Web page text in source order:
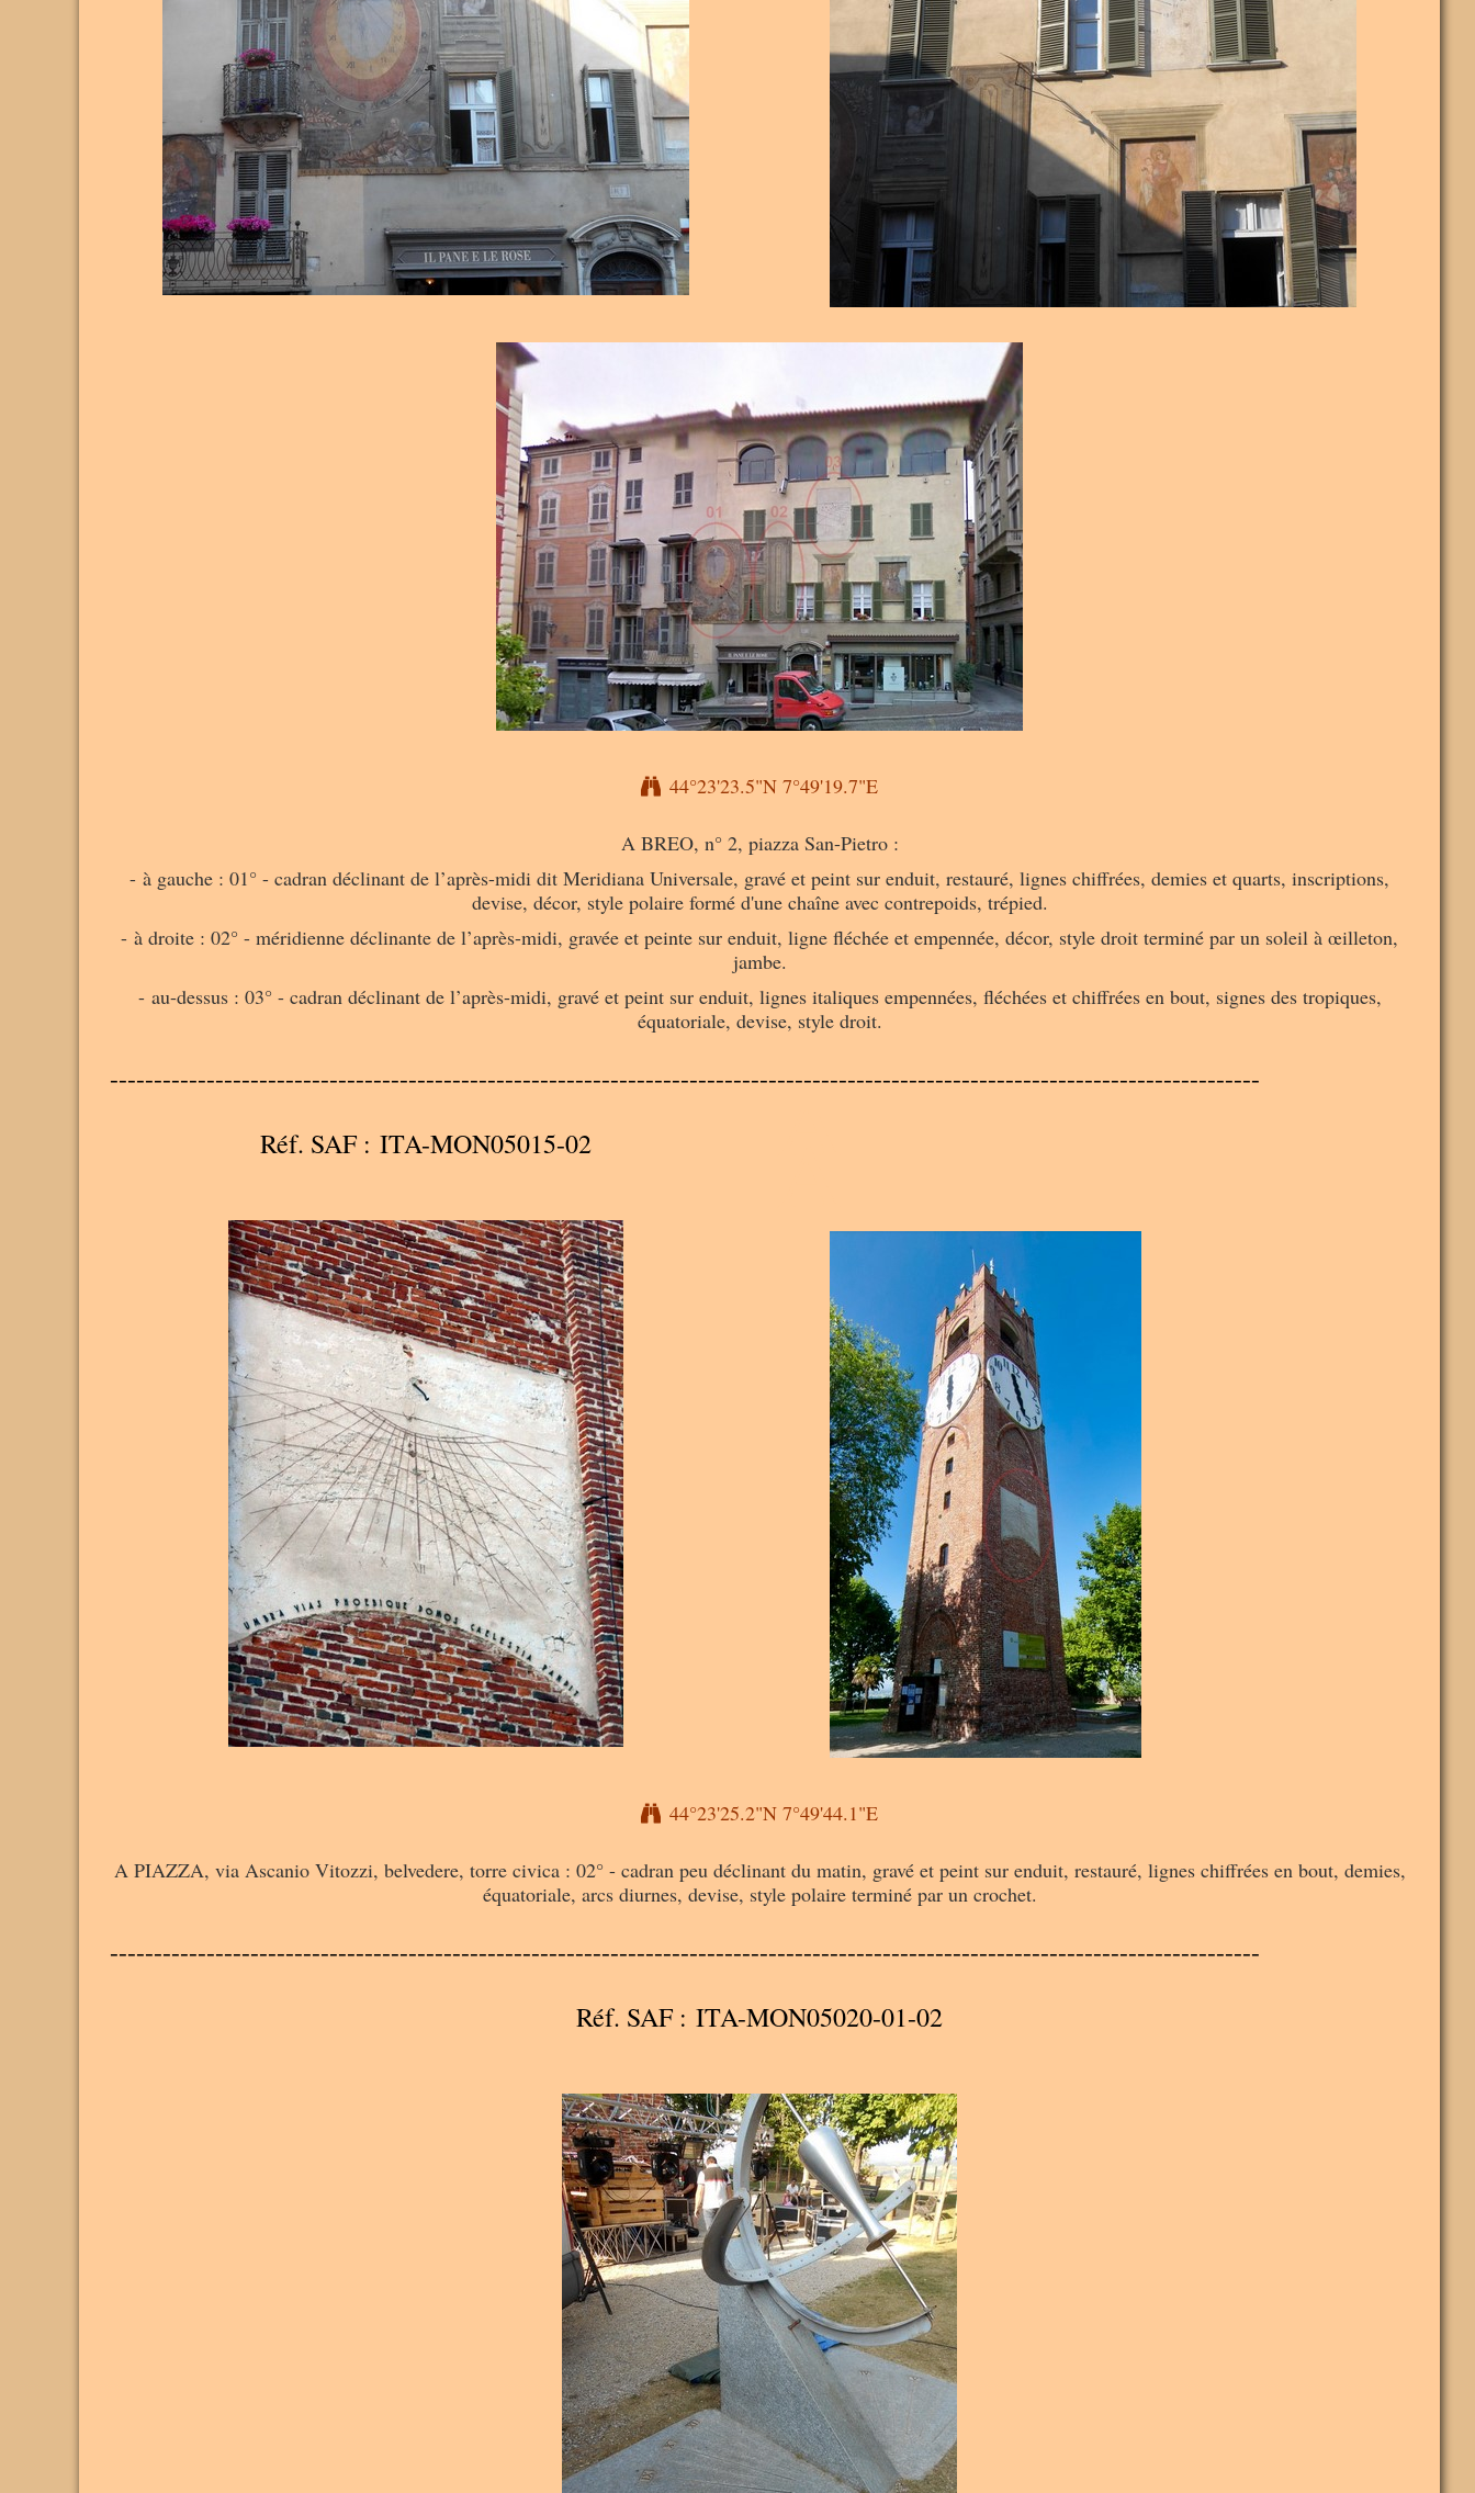
44°23'23.5"N 7°49'19.7"E
A BREO, n° 2, piazza San-Pietro :
- à gauche : 01° - cadran déclinant de l’après-midi dit Meridiana Universale, gravé et peint sur enduit, restauré, lignes chiffrées, demies et quarts, inscriptions,
devise, décor, style polaire formé d'une chaîne avec contrepoids, trépied.
- à droite : 02° - méridienne déclinante de l’après-midi, gravée et peinte sur enduit, ligne fléchée et empennée, décor, style droit terminé par un soleil à œilleton,
jambe.
- au-dessus : 03° - cadran déclinant de l’après-midi, gravé et peint sur enduit, lignes italiques empennées, fléchées et chiffrées en bout, signes des tropiques,
équatoriale, devise, style droit.
-----------------------------------------------------------------------------------------------------------------------------------
Réf. SAF : ITA-MON05015-02
A
44°23'25.2"N 7°49'44.1"E
A PIAZZA, via Ascanio Vitozzi, belvedere, torre civica : 02° - cadran peu déclinant du matin, gravé et peint sur enduit, restauré, lignes chiffrées en bout, demies,
équatoriale, arcs diurnes, devise, style polaire terminé par un crochet.
-----------------------------------------------------------------------------------------------------------------------------------
Réf. SAF : ITA-MON05020-01-02